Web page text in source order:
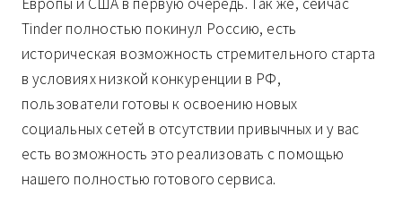
Европы и США в первую очередь. Так же, сейчас
Tinder полностью покинул Россию, есть
историческая возможность стремительного старта
в условиях низкой конкуренции в РФ,
пользователи готовы к освоению новых
социальных сетей в отсутствии привычных и у вас
есть возможность это реализовать с помощью
нашего полностью готового сервиса.